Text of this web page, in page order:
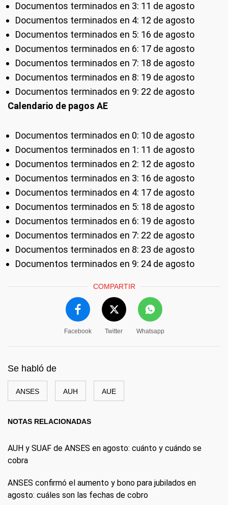
Documentos terminados en 3: 11 de agosto
Documentos terminados en 4: 12 de agosto
Documentos terminados en 5: 16 de agosto
Documentos terminados en 6: 17 de agosto
Documentos terminados en 7: 18 de agosto
Documentos terminados en 8: 19 de agosto
Documentos terminados en 9: 22 de agosto
Calendario de pagos AE
Documentos terminados en 0: 10 de agosto
Documentos terminados en 1: 11 de agosto
Documentos terminados en 2: 12 de agosto
Documentos terminados en 3: 16 de agosto
Documentos terminados en 4: 17 de agosto
Documentos terminados en 5: 18 de agosto
Documentos terminados en 6: 19 de agosto
Documentos terminados en 7: 22 de agosto
Documentos terminados en 8: 23 de agosto
Documentos terminados en 9: 24 de agosto
COMPARTIR
Facebook Twitter Whatsapp
Se habló de
ANSES AUH AUE
NOTAS RELACIONADAS
AUH y SUAF de ANSES en agosto: cuánto y cuándo se
cobra
ANSES confirmó el aumento y bono para jubilados en
agosto: cuáles son las fechas de cobro